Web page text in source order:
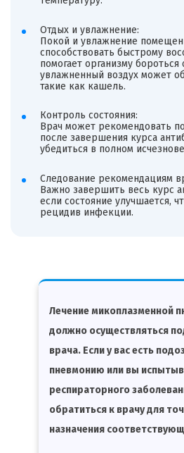
Отдых и увлажнение:
Покой и увлажнение
способствовать быстрому
помогает организму
увлажненный воздух может
такие как кашель.
Контроль состояния:
Врач может рекомендовать
после завершения курса
убедиться в полном
Следование рекомендациям
Важно завершить весь курс
если состояние улучшается,
рецидив инфекции.
Лечение микоплазменной
должно осуществляться
врача. Если у вас есть
пневмонию или вы
респираторного
обратиться к врачу для
назначения